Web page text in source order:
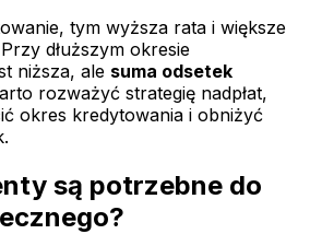
tym wyższa rata i większe
dłuższym okresie
niższa, ale suma odsetek
rozważyć strategię nadpłat,
okres kredytowania i obniżyć
są potrzebne do